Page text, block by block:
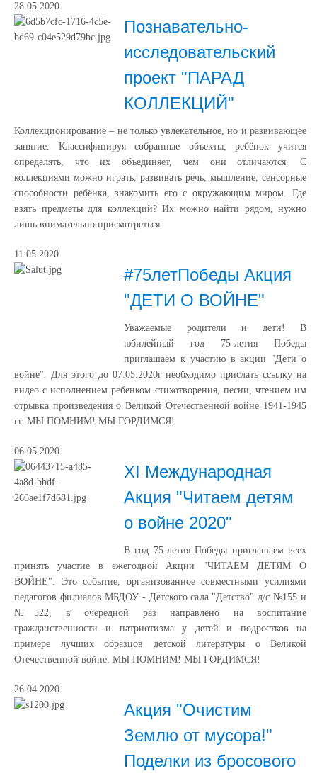
28.05.2020
Познавательно-
исследовательский
проект "ПАРАД
КОЛЛЕКЦИЙ"
Коллекционирование – не только увлекательное, но и развивающее
занятие. Классифицируя собранные объекты, ребёнок учится
определять, что их объединяет, чем они отличаются. С
коллекциями можно играть, развивать речь, мышление, сенсорные
способности ребёнка, знакомить его с окружающим миром. Где
взять предметы для коллекций? Их можно найти рядом, нужно
лишь внимательно присмотреться.
11.05.2020
#75летПобеды Акция
"ДЕТИ О ВОЙНЕ"
Уважаемые родители и дети! В
юбилейный год 75-летия Победы
приглашаем к участию в акции "Дети о
войне". Для этого до 07.05.2020г необходимо прислать ссылку на
видео с исполнением ребенком стихотворения, песни, чтением им
отрывка произведения о Великой Отечественной войне 1941-1945
гг. МЫ ПОМНИМ! МЫ ГОРДИМСЯ!
06.05.2020
XI Международная
Акция "Читаем детям
о войне 2020"
В год 75-летия Победы приглашаем всех
принять участие в ежегодной Акции "ЧИТАЕМ ДЕТЯМ О
ВОЙНЕ". Это событие, организованное совместными усилиями
педагогов филиалов МБДОУ - Детского сада "Детство" д/с №155 и
№522, в очередной раз направлено на воспитание
гражданственности и патриотизма у детей и подростков на
примере лучших образцов детской литературы о Великой
Отечественной войне. МЫ ПОМНИМ! МЫ ГОРДИМСЯ!
26.04.2020
Акция "Очистим
Землю от мусора!"
Поделки из бросового